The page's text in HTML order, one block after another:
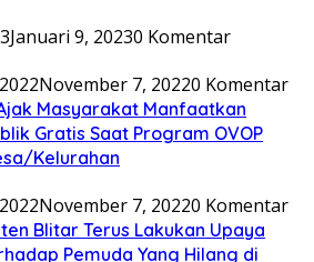
Januari 9, 20230 Komentar
November 7, 20220 Komentar
Masyarakat Manfaatkan
Gratis Saat Program OVOP
Kelurahan
November 7, 20220 Komentar
Blitar Terus Lakukan Upaya
Pemuda Yang Hilang di